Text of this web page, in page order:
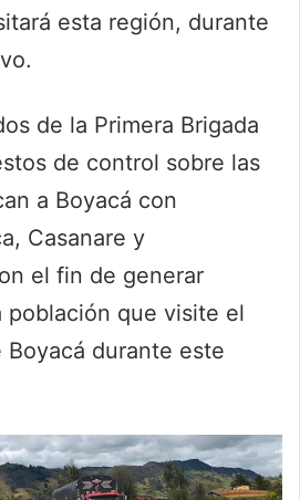
esta región, durante
de la Primera Brigada
de control sobre las
a Boyacá con
Casanare y
el fin de generar
población que visite el
durante este